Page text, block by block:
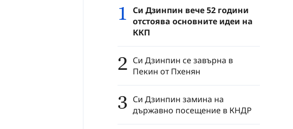
1
Си Дзинпин вече 52 години
отстоява основните идеи на
ККП
2 Си Дзинпин се завърна в
Пекин от Пхенян
3 Си Дзинпин замина на
държавно посещение в КНДР